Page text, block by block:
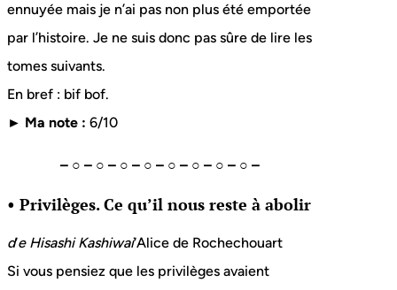
ennuyée mais je n’ai pas non plus été emportée
par l’histoire. Je ne suis donc pas sûre de lire les
tomes suivants.
En bref : bif bof.
► Ma note : 6/10
– ○ – ○ – ○ – ○ – ○ – ○ – ○ – ○ –
• Privilèges. Ce qu’il nous reste à abolir
d‘e Hisashi Kashiwai‘Alice de Rochechouart
Si vous pensiez que les privilèges avaient